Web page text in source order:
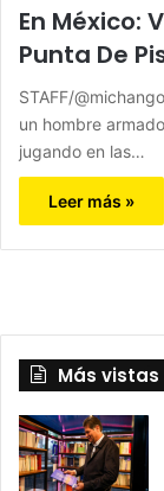
En México:
Punta De
STAFF/
un hombre
jugando en las…
Leer más »
Más